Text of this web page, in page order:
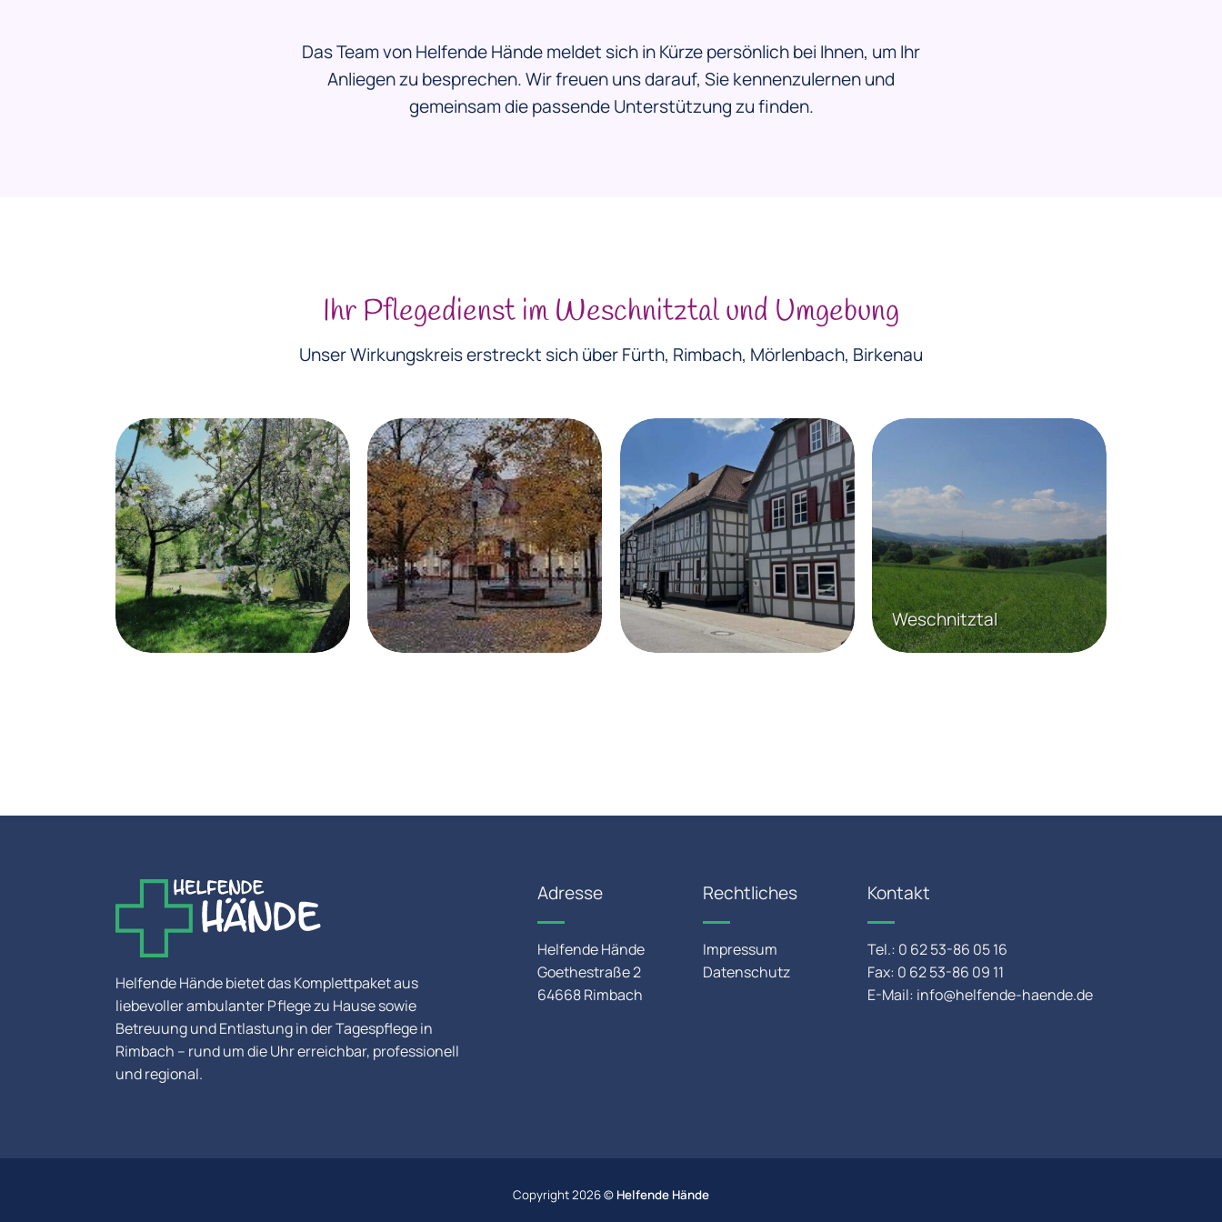
Das Team von Helfende Hände meldet sich in Kürze persönlich bei Ihnen, um Ihr
Anliegen zu besprechen. Wir freuen uns darauf, Sie kennenzulernen und
gemeinsam die passende Unterstützung zu finden.
Ihr Pflegedienst im Weschnitztal und Umgebung
Unser Wirkungskreis erstreckt sich über Fürth, Rimbach, Mörlenbach, Birkenau
Weschnitztal
Helfende Hände bietet das Komplettpaket aus
liebevoller ambulanter Pflege zu Hause sowie
Betreuung und Entlastung in der Tagespflege in
Rimbach – rund um die Uhr erreichbar, professionell
und regional.
Adresse
Helfende Hände
Goethestraße 2
64668 Rimbach
Rechtliches
Impressum
Datenschutz
Kontakt
Tel.: 0 62 53-86 05 16
Fax: 0 62 53-86 09 11
E-Mail: info@helfende-haende.de
Copyright 2026 © Helfende Hände